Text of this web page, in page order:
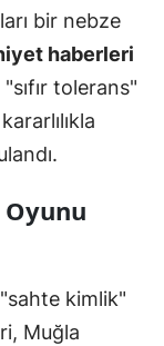
bir nebze
haberleri
tolerans"
kimlik"
Muğla